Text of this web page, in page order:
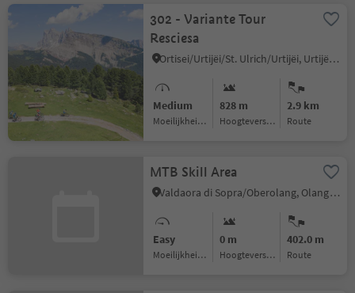
302 - Variante Tour
Resciesa
Ortisei/Urtijëi/St. Ulrich/Urtijëi, Urtijëi/Ortisei, Dolomites Region Val Gardena
Medium
Moeilijkheidsgraad
828 m
Hoogteverschil
2.9 km
Route
MTB Skill Area
Valdaora di Sopra/Oberolang, Olang/Valdaora, Dolomites Region Kronplatz/Plan de Corones
Easy
Moeilijkheidsgraad
0 m
Hoogteverschil
402.0 m
Route